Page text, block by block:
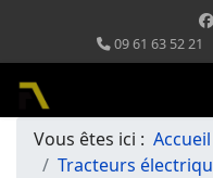
09 61 63 52 21
Vous êtes ici : Accueil
Tracteurs